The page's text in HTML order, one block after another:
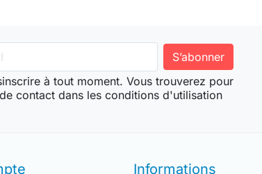
à tout moment. Vous trouverez pour
contact dans les conditions d'utilisation
Informations